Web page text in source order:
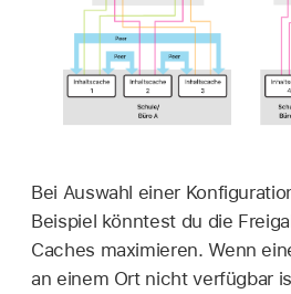
Bei Auswahl einer
Beispiel könntest du die
Caches maximieren. Wenn
an einem Ort nicht verfügbar